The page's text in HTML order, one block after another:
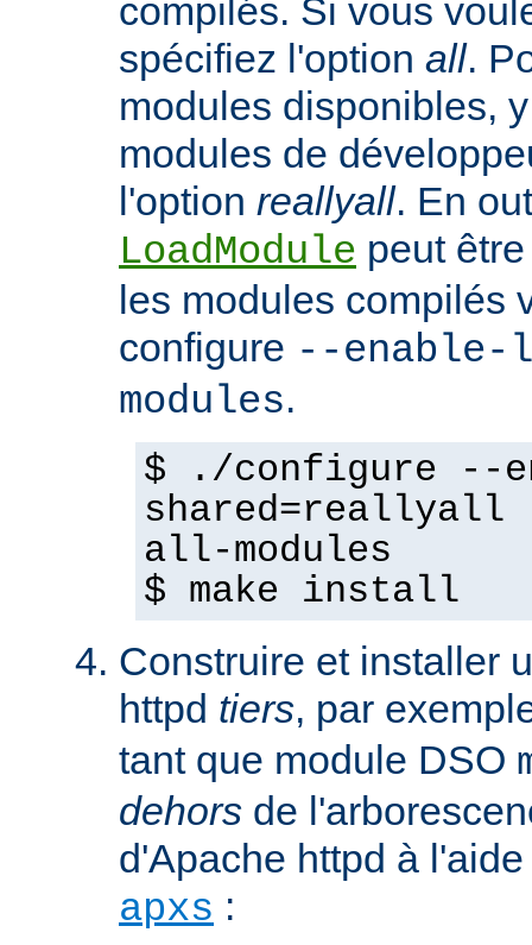
compilés. Si vous
spécifiez l'option all.
modules disponibles,
modules de
l'option reallyall. En
LoadModule peut
les modules compilés
configure --
modules.
$ ./configure --
shared=reallyall
all-modules
$ make install
Construire et installer
httpd tiers, par
tant que module DSO
dehors de
d'Apache httpd à
apxs :